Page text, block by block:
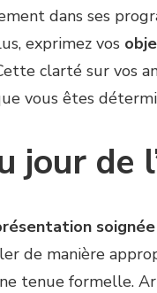
dans ses
exprimez vos
clarté sur vos
vous êtes
jour de
soignée
de manière
tenue formelle.